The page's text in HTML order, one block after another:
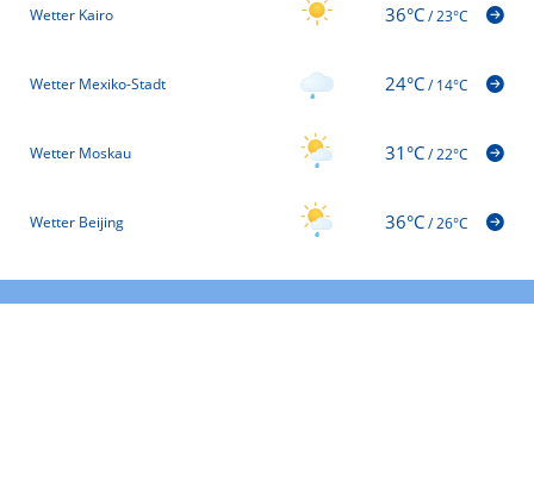
Wetter Kairo 36°C/23°C
Wetter Mexiko-Stadt 24°C/14°C
Wetter Moskau 31°C/22°C
Wetter Beijing 36°C/26°C